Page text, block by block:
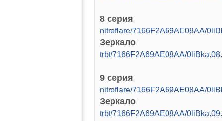
8 серия
nitroflare/7166F2A69AE08AA/
Зеркало
trbt/7166F2A69AE08AA/
9 серия
nitroflare/7166F2A69AE08AA/
Зеркало
trbt/7166F2A69AE08AA/